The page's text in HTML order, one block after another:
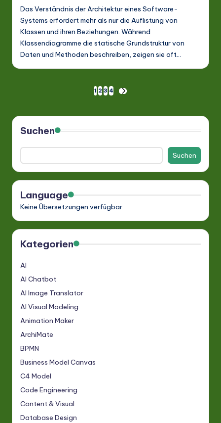
Das Verständnis der Architektur eines Software-
Systems erfordert mehr als nur die Auflistung von
Klassen und ihren Beziehungen. Während
Klassendiagramme die statische Grundstruktur von
Daten und Methoden beschreiben, zeigen sie oft…
Seitennummerierung
der
Beiträge
1 2 3 4
NEXT
Suchen
Suchen
Language
Keine Übersetzungen verfügbar
Kategorien
AI
AI Chatbot
AI Image Translator
AI Visual Modeling
Animation Maker
ArchiMate
BPMN
Business Model Canvas
C4 Model
Code Engineering
Content & Visual
Database Design